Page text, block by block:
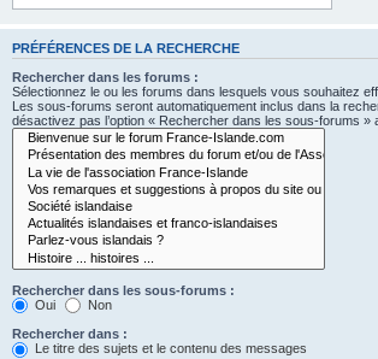
PRÉFÉRENCES DE LA RECHERCHE
Rechercher dans les forums :
Sélectionnez le ou les forums dans lesquels vous souhaitez
Les sous-forums seront automatiquement inclus dans la
désactivez pas l’option « Rechercher dans les sous-forums »
Rechercher dans les sous-forums :
Oui
Non
Rechercher dans :
Le titre des sujets et le contenu des messages